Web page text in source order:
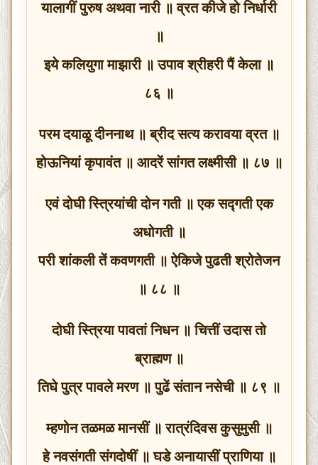
यालागीं पुरुष अथवा नारी ॥ व्रत कीजे हो निर्धारी
॥
इये कलियुगा माझारी ॥ उपाव श्रीहरी पैं केला ॥
८६ ॥
परम दयाळू दीननाथ ॥ ब्रीद सत्य करावया व्रत ॥
होऊनियां कृपावंत ॥ आदरें सांगत लक्ष्मीसी ॥ ८७ ॥
एवं दोघी स्त्रियांची दोन गती ॥ एक सद्गती एक
अधोगती ॥
परी शांकली तें कवणगती ॥ ऐकिजे पुढती श्रोतेजन
॥ ८८ ॥
दोघी स्त्रिया पावतां निधन ॥ चित्तीं उदास तो
ब्राह्मण ॥
तिघे पुत्र पावले मरण ॥ पुढें संतान नसेची ॥ ८९ ॥
म्हणोन तळमळ मानसीं ॥ रात्रंदिवस कुसुमुसी ॥
हे नवसंगती संगदोषीं ॥ घडे अनायासीं प्राणिया ॥